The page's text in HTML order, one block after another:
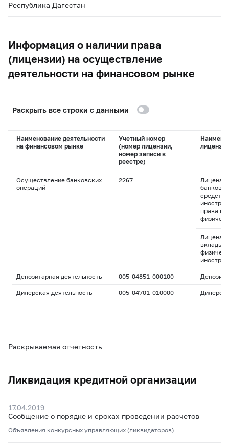
Республика Дагестан
Информация о наличии права
(лицензии) на осуществление
деятельности на финансовом рынке
Раскрыть все строки с данными
Наименование деятельности
на финансовом рынке
Учетный номер
(номер лицензии,
номер записи в
реестре)
лицензии
Осуществление банковских
операций
2267
права
вклады
Депозитарная деятельность 005-04851-000100
Дилерская деятельность 005-04701-010000
Раскрываемая отчетность
Ликвидация кредитной организации
17.04.2019
Сообщение о порядке и сроках проведении расчетов
Объявления конкурсных управляющих (ликвидаторов)